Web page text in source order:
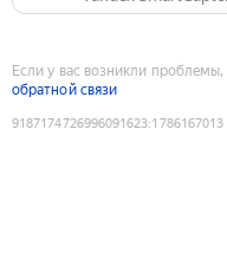
Если у вас возникли
обратной связи
9187174726996091623:1786167013